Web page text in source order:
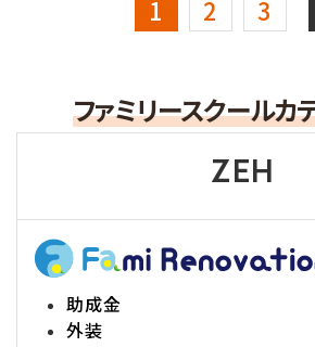
1 2 3
ファミリースクールカ
ZEH
助成金
外装